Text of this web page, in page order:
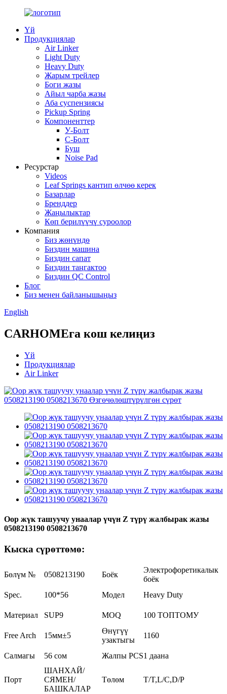
Үй
Продукциялар
Air Linker
Light Duty
Heavy Duty
Жарым трейлер
Боги жазы
Айыл чарба жазы
Аба суспензиясы
Pickup Spring
Компоненттер
У-Болт
C-Болт
Буш
Noise Pad
Ресурстар
Videos
Leaf Springs кантип өлчөө керек
Базарлар
Бренддер
Жаңылыктар
Көп берилүүчү суроолор
Компания
Биз жөнүндө
Биздин машина
Биздин сапат
Биздин таңгактоо
Биздин QC Control
Блог
Биз менен байланышыңыз
English
CARHOMEга кош келиңиз
Үй
Продукциялар
Air Linker
Оор жүк ташуучу унаалар үчүн Z түрү жалбырак жазы
0508213190 0508213670
Кыска сүрөттөмө:
Бөлүм № 0508213190 Боёк
Электрофоретикалык
боёк
Spec.
100*56 Модел Heavy Duty
Материал SUP9 MOQ 100 ТОПТОМУ
Free Arch 15мм±5
Өнүгүү
узактыгы
1160
Салмагы 56 сом Жалпы PCS1 даана
Порт
ШАНХАЙ/
СЯМЕН/
БАШКАЛАР
Төлөм T/T,L/C,D/P